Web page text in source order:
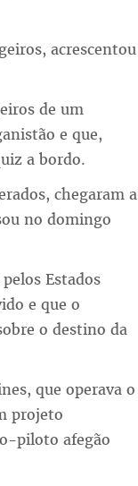
acrescentou
de um
e que,
a bordo.
chegaram a
no domingo
Estados
e que o
o destino da
que operava o
projeto
piloto afegão